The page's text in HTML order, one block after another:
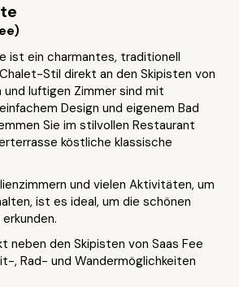
ist ein charmantes, traditionell
Stil direkt an den Skipisten von
und luftigen Zimmer sind mit
Design und eigenem Bad
Sie im stilvollen Restaurant
köstliche klassische
und vielen Aktivitäten, um
ist es ideal, um die schönen
neben den Skipisten von Saas Fee
, Rad- und Wandermöglichkeiten